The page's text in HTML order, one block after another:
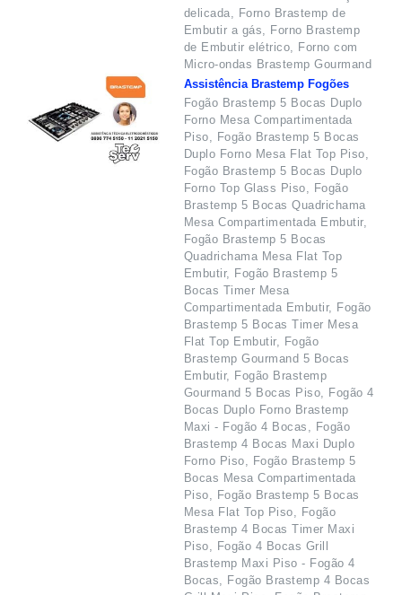
delicada, Forno Brastemp de
Embutir a gás, Forno Brastemp
de Embutir elétrico, Forno com
Micro-ondas Brastemp Gourmand
Assistência Brastemp Fogões
Fogão Brastemp 5 Bocas Duplo
Forno Mesa Compartimentada
Piso, Fogão Brastemp 5 Bocas
Duplo Forno Mesa Flat Top Piso,
Fogão Brastemp 5 Bocas Duplo
Forno Top Glass Piso, Fogão
Brastemp 5 Bocas Quadrichama
Mesa Compartimentada Embutir,
Fogão Brastemp 5 Bocas
Quadrichama Mesa Flat Top
Embutir, Fogão Brastemp 5
Bocas Timer Mesa
Compartimentada Embutir, Fogão
Brastemp 5 Bocas Timer Mesa
Flat Top Embutir, Fogão
Brastemp Gourmand 5 Bocas
Embutir, Fogão Brastemp
Gourmand 5 Bocas Piso, Fogão 4
Bocas Duplo Forno Brastemp
Maxi - Fogão 4 Bocas, Fogão
Brastemp 4 Bocas Maxi Duplo
Forno Piso, Fogão Brastemp 5
Bocas Mesa Compartimentada
Piso, Fogão Brastemp 5 Bocas
Mesa Flat Top Piso, Fogão
Brastemp 4 Bocas Timer Maxi
Piso, Fogão 4 Bocas Grill
Brastemp Maxi Piso - Fogão 4
Bocas, Fogão Brastemp 4 Bocas